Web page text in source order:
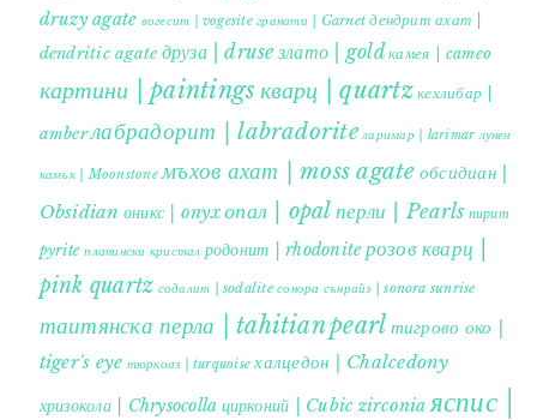
druzy agate вогесит | vogesite гранати | Garnet дендрит ахат |
dendritic agate друза | druse злато | gold камея | cameo
картини | paintings кварц | quartzкехлибар |
amberлабрадорит | labradorite ларимар | larimar лунен
камък | Moonstone мъхов ахат | moss agate обсидиан |
Obsidian оникс | onyxопал | opal перли | Pearls пирит |
pyrite планински кристал родонит | rhodonite розов кварц |
pink quartz содалит | sodalite сонора сънрайз | sonora sunrise
таитянска перла | tahitian pearl тигрово око |
tiger's eye тюркоаз | turquoise халцедон | Chalcedony
хризокола | Chrysocolla цирконий | Cubic zirconia яспис |